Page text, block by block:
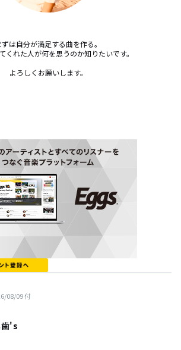
ずは自分が満足する曲を作る。
くれた人が何を思うのか知りたいです。
よろしくお願いします。
08/09付
's